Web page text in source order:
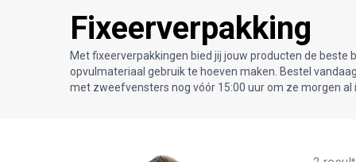
Fixeerverpakking
Met fixeerverpakkingen bied jij jouw producten de beste
opvulmateriaal gebruik te hoeven maken. Bestel
met zweefvensters nog vóór 15:00 uur om ze morgen al